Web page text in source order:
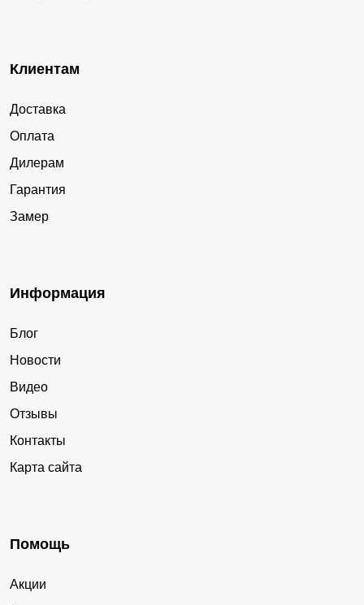
Клиентам
Доставка
Оплата
Дилерам
Гарантия
Замер
Информация
Блог
Новости
Видео
Отзывы
Контакты
Карта сайта
Помощь
Акции